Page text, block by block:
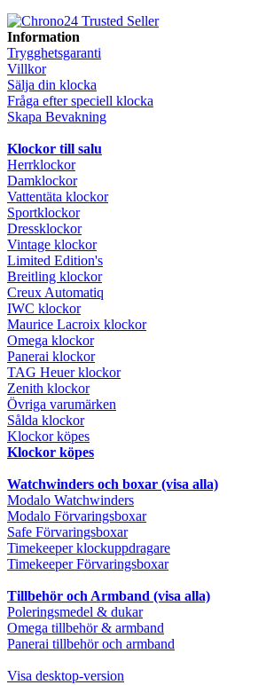
Information
Trygghetsgaranti
Villkor
Sälja din klocka
Fråga efter speciell klocka
Skapa Bevakning
Klockor till salu
Herrklockor
Damklockor
Vattentäta klockor
Sportklockor
Dressklockor
Vintage klockor
Limited Edition's
Breitling klockor
Creux Automatiq
IWC klockor
Maurice Lacroix klockor
Omega klockor
Panerai klockor
TAG Heuer klockor
Zenith klockor
Övriga varumärken
Sålda klockor
Klockor köpes
Klockor köpes
Watchwinders och boxar (visa alla)
Modalo Watchwinders
Modalo Förvaringsboxar
Safe Förvaringsboxar
Timekeeper klockuppdragare
Timekeeper Förvaringsboxar
Tillbehör och Armband (visa alla)
Poleringsmedel & dukar
Omega tillbehör & armband
Panerai tillbehör och armband
Visa desktop-version